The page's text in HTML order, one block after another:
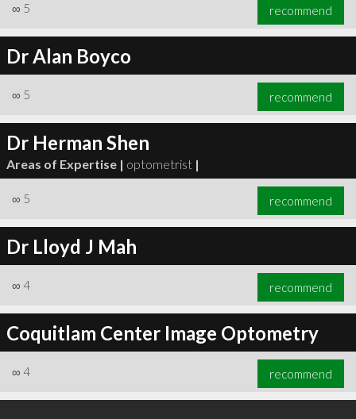
∞ 5 recommend
Dr Alan Boyco
∞ 5 recommend
Dr Herman Shen
Areas of Expertise | optometrist |
∞ 5 recommend
Dr Lloyd J Mah
∞ 4 recommend
Coquitlam Center Image Optometry
∞ 4 recommend